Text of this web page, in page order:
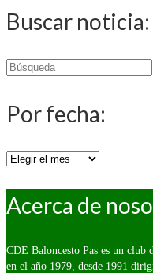
Buscar noticia:
Buscar
Por fecha:
Por
Acerca de
CDE Baloncesto Pas es un club
en el año 1979, desde 1991